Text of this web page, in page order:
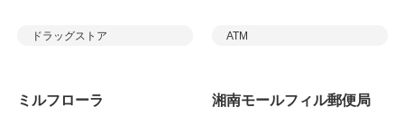
ドラッグストア ATM
ミルフローラ 湘南モールフィル郵便局